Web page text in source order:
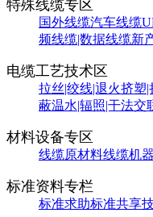
特殊线缆专区
国外线缆汽车线缆
频线缆|数据线缆新
电缆工艺技术区
拉丝|绞线|退火挤塑|
蔽温水|辐照|干法交
材料设备专区
线缆原材料线缆机
标准资料专栏
标准求助标准共享